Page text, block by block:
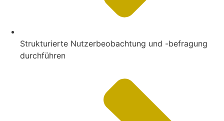
Strukturierte Nutzerbeobachtung und -befragung
durchführen